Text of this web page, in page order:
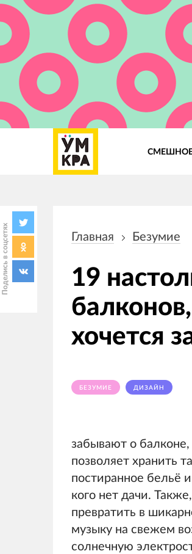
Поделись в соцсетях навигации
Главная Безумие
19
хочется
БЕЗУМИЕ ДИЗАЙН
забывают о
позволяет хранить
постиранное бельё
кого нет дачи.
превратить в
музыку на свежем
солнечную